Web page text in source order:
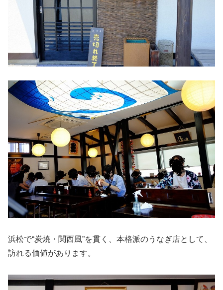
浜松で“炭焼・関西風”を貫く、本格派のうなぎ店として、
訪れる価値があります。